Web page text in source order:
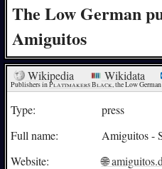
The Low German
Amiguitos
Wikipedia Wikidata
Publishers in Plattmakers Black, the Low
Type:
press
Full name:
Amiguitos -
Website:
🌐